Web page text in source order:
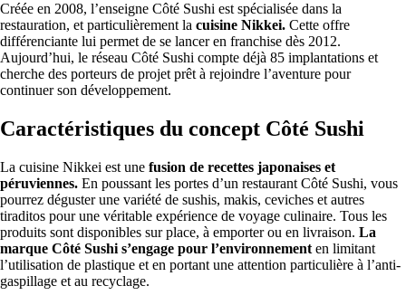
Créée en 2008, l’enseigne Côté Sushi est spécialisée dans la
restauration, et particulièrement la cuisine Nikkei. Cette offre
différenciante lui permet de se lancer en franchise dès 2012.
Aujourd’hui, le réseau Côté Sushi compte déjà 85 implantations et
cherche des porteurs de projet prêt à rejoindre l’aventure pour
continuer son développement.
Caractéristiques du concept Côté Sushi
La cuisine Nikkei est une fusion de recettes japonaises et
péruviennes. En poussant les portes d’un restaurant Côté Sushi, vous
pourrez déguster une variété de sushis, makis, ceviches et autres
tiraditos pour une véritable expérience de voyage culinaire. Tous les
produits sont disponibles sur place, à emporter ou en livraison. La
marque Côté Sushi s’engage pour l’environnement en limitant
l’utilisation de plastique et en portant une attention particulière à l’anti-
gaspillage et au recyclage.